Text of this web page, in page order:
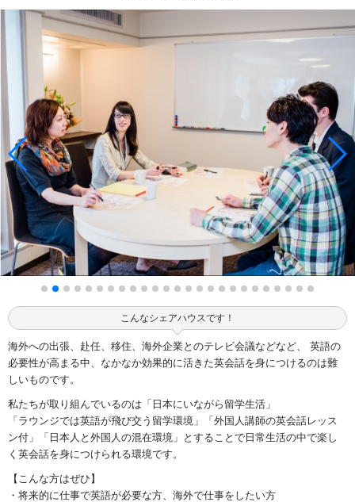
こんなシェアハウスです！
海外への出張、赴任、移住、海外企業とのテレビ会議などなど、 英語の
必要性が高まる中、なかなか効果的に活きた英会話を身につけるのは難
しいものです。
私たちが取り組んでいるのは「日本にいながら留学生活」
「ラウンジでは英語が飛び交う留学環境」「外国人講師の英会話レッス
ン付」「日本人と外国人の混在環境」とすることで日常生活の中で楽し
く英会話を身につけられる環境です。
【こんな方はぜひ】
・将来的に仕事で英語が必要な方、海外で仕事をしたい方